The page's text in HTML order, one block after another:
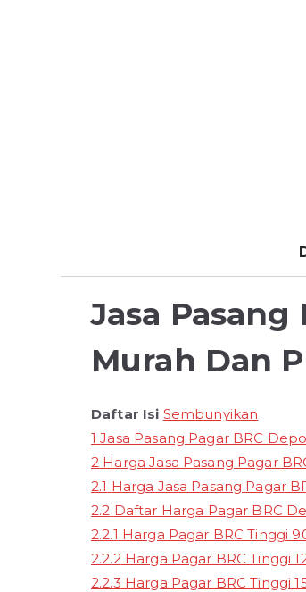
Jasa
Murah Dan
Daftar Isi Sembunyikan
1 Jasa Pasang Pagar BRC
2 Harga Jasa Pasang Pagar
2.1 Harga Jasa Pasang Pagar
2.2 Daftar Harga Pagar BRC
2.2.1 Harga Pagar BRC Tinggi
2.2.2 Harga Pagar BRC Tinggi
2.2.3 Harga Pagar BRC Tinggi